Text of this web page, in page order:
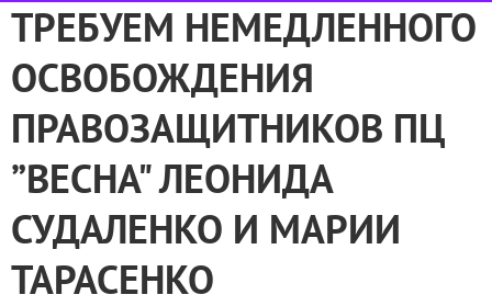
ТРЕБУЕМ НЕМЕДЛЕННОГО
ОСВОБОЖДЕНИЯ
ПРАВОЗАЩИТНИКОВ ПЦ
”ВЕСНА" ЛЕОНИДА
СУДАЛЕНКО И МАРИИ
ТАРАСЕНКО